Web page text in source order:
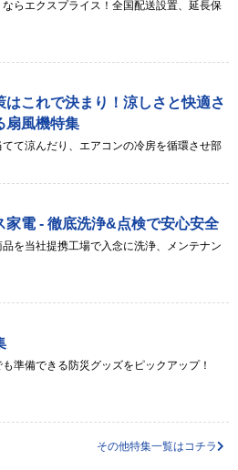
らエクスプライス！全国配送設置、延長保
はこれで決まり！涼しさと快適さ
扇風機特集
てて涼んだり、エアコンの冷房を循環させ部
家電 - 徹底洗浄&点検で安心安全
を当社提携工場で入念に洗浄、メンテナン
準備できる防災グッズをピックアップ！
その他特集一覧はコチラ